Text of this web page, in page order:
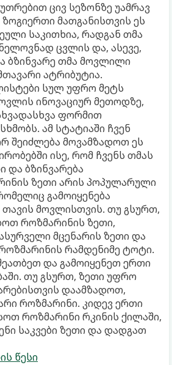
ცივ სეზონზე უამრავ
ზოგიერთი მათგანისთვის ეს
საკითხია, რადგან თმა
ცვლის და, ასევე,
ბზინვარე თმა მოვლილი
ატრიბუტია.
სულ უფრო მეტს
ინოვაციურ მეთოდზე,
ფორმით
ამ სტატიაში ჩვენ
შეიძლება მოვამზადოთ ეს
ისე, რომ ჩვენს თმას
და ბზინვარება
ზეთი არის პოპულარული
გამოიყენება
მოვლისთვის. თუ გსურთ,
როზმარინის ზეთი,
მცენარის ზეთი და
რამდენიმე ტოტი.
და გამოიყენეთ ერთი
თუ გსურთ, ზეთი უფრო
დაამზადოთ,
როზმარინი. კიდევ ერთი
როზმარინი რკინის ქილაში,
საკვები ზეთი და დადგათ
წესი